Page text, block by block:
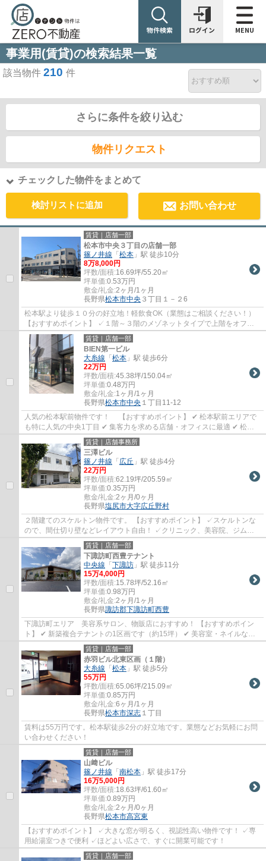
物件検索 ログイン MENU
事業用(賃貸)の検索結果一覧
該当物件 210 件
さらに条件を絞り込む
物件リクエスト
チェックした物件をまとめて
検討リストに追加 お問い合わせ
賃貸｜店舗一部
松本市中央３丁目の店舗一部
篠ノ井線 「松本 」駅 徒歩10分
8万8,000円
坪数/面積:16.69坪/55.20㎡
坪単価:0.53万円
敷金/礼金:2ヶ月/1ヶ月
長野県松本市中央 ３丁目１－２6
松本駅より徒歩１０分の好立地！軽飲食OK（業態はご相談ください！）
【おすすめポイント】 ✓１階～３階のメゾネットタイプで上階をオフィ
スやストックルームにするなど、自由な ...
賃貸｜店舗一部
BIEN第一ビル
大糸線 「松本 」駅 徒歩6分
22万円
坪数/面積:45.38坪/150.04㎡
坪単価:0.48万円
敷金/礼金:1ヶ月/1ヶ月
長野県松本市中央 １丁目11-12
人気の松本駅前物件です！ 【おすすめポイント】 ✔ 松本駅前エリアで
も特に人気の中央1丁目 ✔ 集客力を求める店舗・オフィスに最適 ✔ 松本
駅徒歩すぐの希少な駅前立地
賃貸｜店舗事務所
三澤ビル
篠ノ井線 「広丘 」駅 徒歩4分
22万円
坪数/面積:62.19坪/205.59㎡
坪単価:0.35万円
敷金/礼金:2ヶ月/0ヶ月
長野県塩尻市大字広丘野村
２階建てのスケルトン物件です。 【おすすめポイント】 ✓スケルトンな
ので、間仕切り壁などレイアウト自由！ ✓クリニック、美容院、ジムな
どにおすすめ ✓２フロアーあるので、広々と...
賃貸｜店舗一部
下諏訪町西豊テナント
中央線 「下諏訪 」駅 徒歩11分
15万4,000円
坪数/面積:15.78坪/52.16㎡
坪単価:0.98万円
敷金/礼金:2ヶ月/1ヶ月
長野県諏訪郡下諏訪町西豊
下諏訪町エリア 美容系サロン、物販店におすすめ！ 【おすすめポイン
ト】 ✔ 新築複合テナントの1区画です（約15坪） ✔ 美容室・ネイルなど
美容系サロン、物販テナントにおすすめ ✔ ...
賃貸｜店舗一部
赤羽ビル北東区画（１階）
大糸線 「松本 」駅 徒歩5分
55万円
坪数/面積:65.06坪/215.09㎡
坪単価:0.85万円
敷金/礼金:6ヶ月/1ヶ月
長野県松本市深志 １丁目
賃料は55万円です。松本駅徒歩2分の好立地です。業態などお気軽にお問
い合わせください！
賃貸｜店舗一部
山﨑ビル
篠ノ井線 「南松本 」駅 徒歩17分
16万5,000円
坪数/面積:18.63坪/61.60㎡
坪単価:0.89万円
敷金/礼金:2ヶ月/0ヶ月
長野県松本市高宮東
【おすすめポイント】 ✓大きな窓が明るく、視認性高い物件です！ ✓専
用給湯室つきで便利 ✓ほどよい広さで、すぐに開業可能です！
賃貸｜店舗一部